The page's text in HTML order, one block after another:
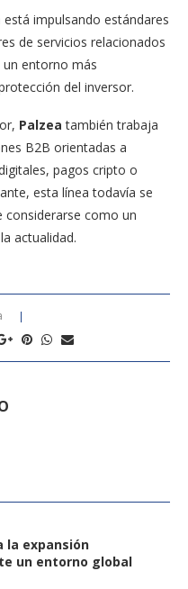
impulsando estándares
de servicios relacionados
entorno más
del inversor.
Palzea también trabaja
B2B orientadas a
pagos cripto o
esta línea todavía se
considerarse como un
actualidad.
la expansión
un entorno global